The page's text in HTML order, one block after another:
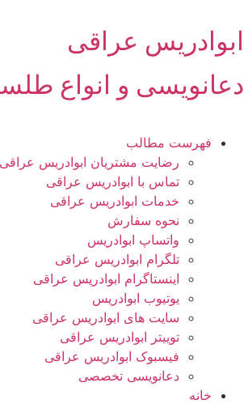
به
محتوا
ابوادریس عراقی
دعانویسی و انواع
فهرست مطالب
رضایت مشتریان ابوادریس عراقی
تماس با ابوادریس عراقی
خدمات ابوادریس عراقی
نحوه سفارش
واتساپ ابوادریس
تلگرام ابوادریس عراقی
اینستاگرام ابوادریس عراقی
یوتیوب ابوادریس
سایت های ابوادریس عراقی
توییتر ابوادریس عراقی
فیسبوک ابوادریس عراقی
دعانویسی تخصصی
خانه